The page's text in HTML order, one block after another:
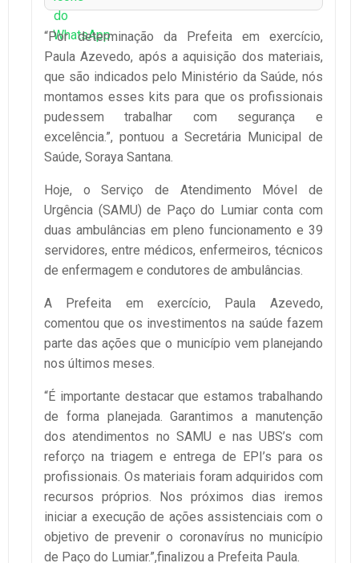
“Por determinação da Prefeita em exercício,
Paula Azevedo, após a aquisição dos materiais,
que são indicados pelo Ministério da Saúde, nós
montamos esses kits para que os profissionais
pudessem trabalhar com segurança e
excelência.”, pontuou a Secretária Municipal de
Saúde, Soraya Santana.
Hoje, o Serviço de Atendimento Móvel de
Urgência (SAMU) de Paço do Lumiar conta com
duas ambulâncias em pleno funcionamento e 39
servidores, entre médicos, enfermeiros, técnicos
de enfermagem e condutores de ambulâncias.
A Prefeita em exercício, Paula Azevedo,
comentou que os investimentos na saúde fazem
parte das ações que o município vem planejando
nos últimos meses.
“É importante destacar que estamos trabalhando
de forma planejada. Garantimos a manutenção
dos atendimentos no SAMU e nas UBS’s com
reforço na triagem e entrega de EPI’s para os
profissionais. Os materiais foram adquiridos com
recursos próprios. Nos próximos dias iremos
iniciar a execução de ações assistenciais com o
objetivo de prevenir o coronavírus no município
de Paço do Lumiar.”,finalizou a Prefeita Paula.